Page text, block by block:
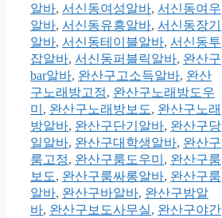
알바, 서신동여성알바, 서신동여우
알바, 서신동유흥알바, 서신동장기
알바, 서신동테이블알바, 서신동투
잡알바, 서신동퍼블릭알바, 완산구
bar알바, 완산구고소득알바, 완산
구노래방고정, 완산구노래방도우
미 , 완산구노래방보도, 완산구노래
방알바, 완산구단기알바, 완산구당
일알바, 완산구대학생알바, 완산구
룸고정, 완산구룸도우미 , 완산구룸
보도, 완산구룸싸롱알바, 완산구룸
알바, 완산구바알바, 완산구밤알
바, 완산구보도사무실, 완산구야간